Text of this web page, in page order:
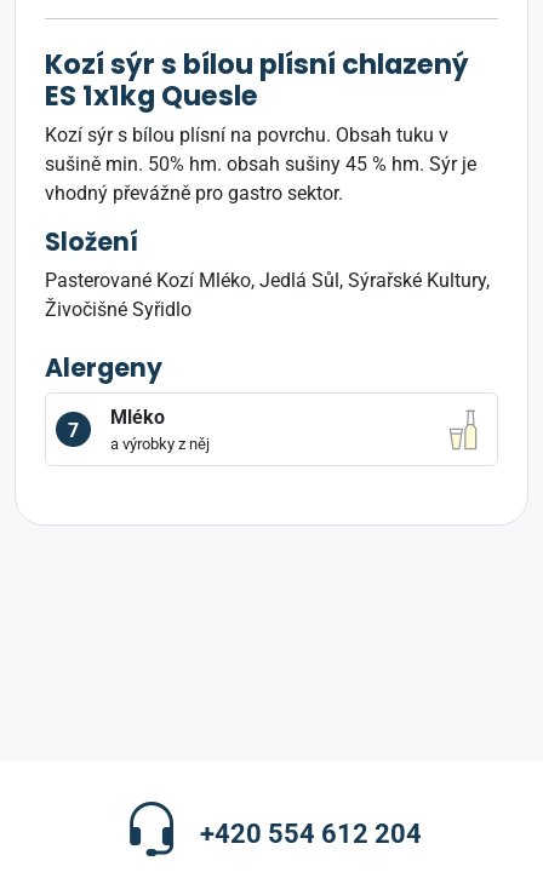
Kozí sýr s bílou plísní chlazený
ES 1x1kg Quesle
Kozí sýr s bílou plísní na povrchu. Obsah tuku v
sušině min. 50% hm. obsah sušiny 45 % hm. Sýr je
vhodný převážně pro gastro sektor.
Složení
Pasterované Kozí Mléko, Jedlá Sůl, Sýrařské Kultury,
Živočišné Syřidlo
Alergeny
7
Mléko
a výrobky z něj
+420 554 612 204